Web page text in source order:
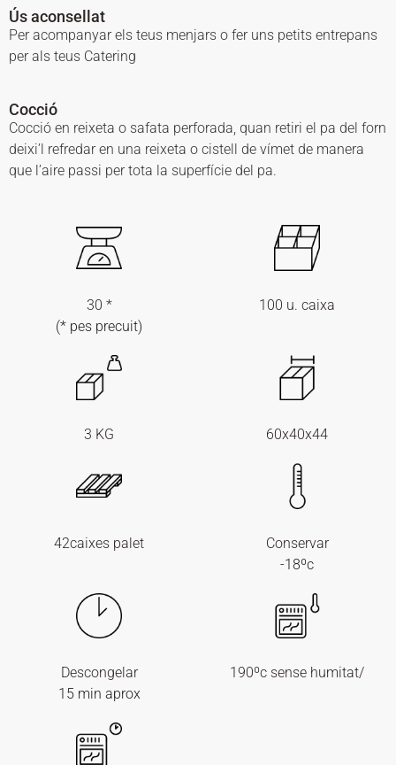
Ús aconsellat
Per acompanyar els teus menjars o fer uns petits entrepans
per als teus Catering
Cocció
Cocció en reixeta o safata perforada, quan retiri el pa del forn
deixi’l refredar en una reixeta o cistell de vímet de manera
que l’aire passi per tota la superfície del pa.
30 *
(* pes precuit)
100 u. caixa
3 KG 60x40x44
42caixes palet
Conservar
-18ºc
Descongelar
15 min aprox
190ºc sense humitat/